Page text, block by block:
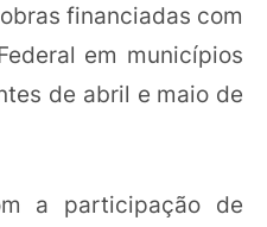
financiadas com
em municípios
de abril e maio de
a participação de